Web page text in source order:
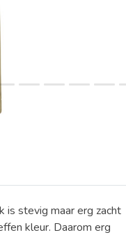
is stevig maar erg zacht
kleur. Daarom erg